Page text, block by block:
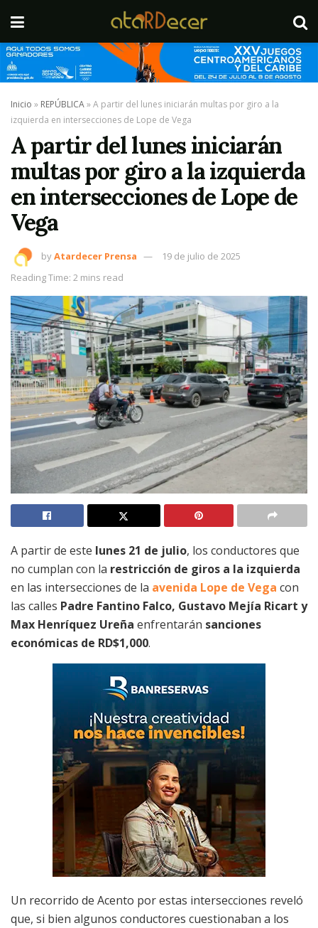
Inicio » REPÚBLICA»A partir del lunes iniciarán multas por giro a la
izquierda en intersecciones de Lope de Vega
A partir del lunes iniciarán
multas por giro a la izquierda
en intersecciones de Lope de
Vega
byAtardecer Prensa
19 de julio de 2025
Reading Time: 2 mins read
A partir de este lunes 21 de julio, los conductores que
no cumplan con la restricción de giros a la izquierda
en las intersecciones de la avenida Lope de Vega con
las calles Padre Fantino Falco, Gustavo Mejía Ricart y
Max Henríquez Ureña enfrentarán sanciones
económicas de RD$1,000.
Un recorrido de Acento por estas intersecciones reveló
que, si bien algunos conductores cuestionaban a los